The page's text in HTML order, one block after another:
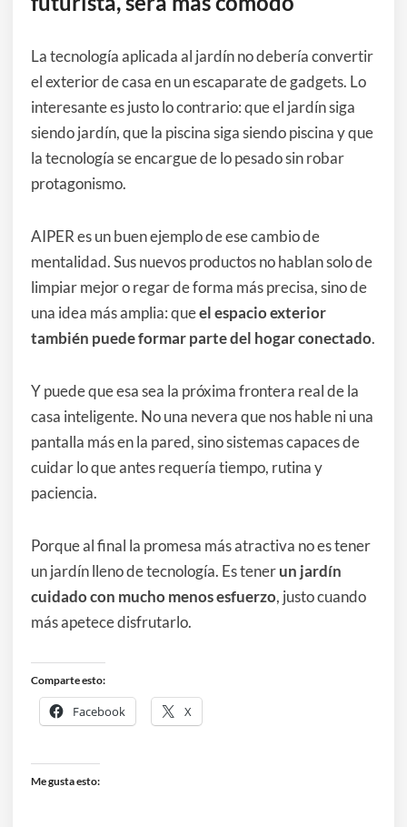
La tecnología aplicada al jardín no debería convertir
el exterior de casa en un escaparate de gadgets. Lo
interesante es justo lo contrario: que el jardín siga
siendo jardín, que la piscina siga siendo piscina y que
la tecnología se encargue de lo pesado sin robar
protagonismo.
AIPER es un buen ejemplo de ese cambio de
mentalidad. Sus nuevos productos no hablan solo de
limpiar mejor o regar de forma más precisa, sino de
una idea más amplia: queel espacio exterior
también puede formar parte del hogar conectado.
Y puede que esa sea la próxima frontera real de la
casa inteligente. No una nevera que nos hable ni una
pantalla más en la pared, sino sistemas capaces de
cuidar lo que antes requería tiempo, rutina y
paciencia.
Porque al final la promesa más atractiva no es tener
un jardín lleno de tecnología. Es tenerun jardín
cuidado con mucho menos esfuerzo, justo cuando
más apetece disfrutarlo.
Comparte esto:
Facebook X
Me gusta esto: